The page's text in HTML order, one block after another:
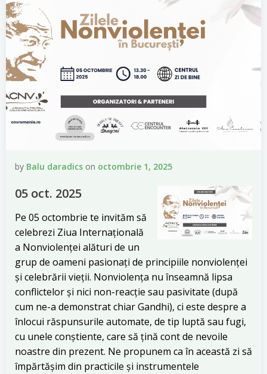
by Balu daradics on octombrie 1, 2025
05 oct. 2025
Pe 05 octombrie te invităm să
celebrezi Ziua Internațională
a Nonviolenței alături de un
grup de oameni pasionați de principiile nonviolenței
și celebrării vieții. Nonviolența nu înseamnă lipsa
conflictelor și nici non-reacție sau pasivitate (după
cum ne-a demonstrat chiar Gandhi), ci este despre a
înlocui răspunsurile automate, de tip luptă sau fugi,
cu unele conștiente, care să țină cont de nevoile
noastre din prezent. Ne propunem ca în această zi să
împărtășim din practicile și instrumentele